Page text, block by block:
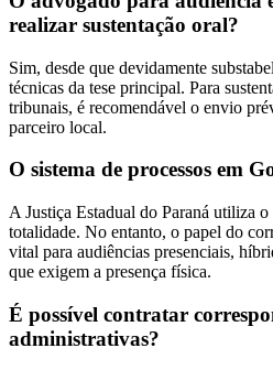
realizar sustentação oral?
Sim, desde que devidamente
técnicas da tese principal. Para
tribunais, é recomendável o envio
parceiro local.
O sistema de processos em
A Justiça Estadual do Paraná utiliza
totalidade. No entanto, o papel do
vital para audiências presenciais,
que exigem a presença física.
É possível contratar
administrativas?